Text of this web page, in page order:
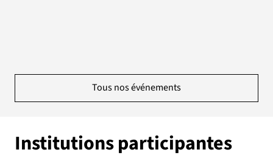
Tous nos événements
Institutions participantes